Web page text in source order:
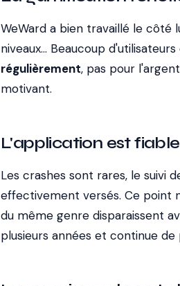
WeWard a bien travaillé le côté
niveaux... Beaucoup
régulièrement, pas pour
motivant.
L'application est
Les crashes sont rares, le suivi
effectivement versés. Ce point
du même genre disparaissent
plusieurs années et continue de